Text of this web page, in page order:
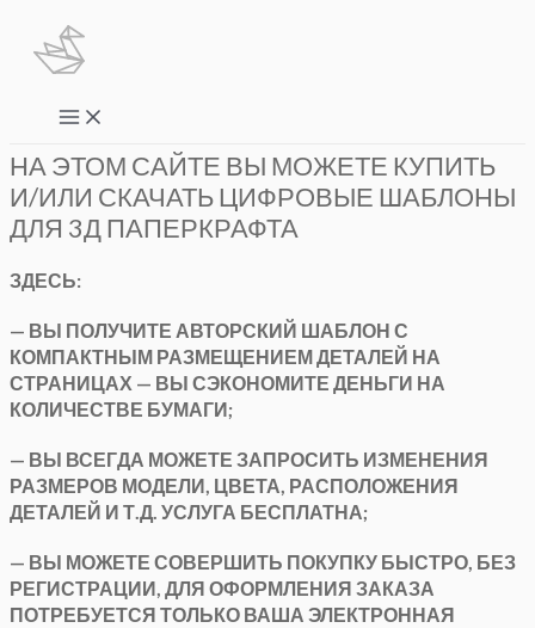
Перейти
содержимому
Main
Menu
НА ЭТОМ САЙТЕ ВЫ МОЖЕТЕ КУПИТЬ
И/ИЛИ СКАЧАТЬ ЦИФРОВЫЕ ШАБЛОНЫ
ДЛЯ 3Д ПАПЕРКРАФТА
ЗДЕСЬ:
— ВЫ ПОЛУЧИТЕ АВТОРСКИЙ ШАБЛОН С
КОМПАКТНЫМ РАЗМЕЩЕНИЕМ ДЕТАЛЕЙ НА
СТРАНИЦАХ — ВЫ СЭКОНОМИТЕ ДЕНЬГИ НА
КОЛИЧЕСТВЕ БУМАГИ;
— ВЫ ВСЕГДА МОЖЕТЕ ЗАПРОСИТЬ ИЗМЕНЕНИЯ
РАЗМЕРОВ МОДЕЛИ, ЦВЕТА, РАСПОЛОЖЕНИЯ
ДЕТАЛЕЙ И Т.Д. УСЛУГА БЕСПЛАТНА;
— ВЫ МОЖЕТЕ СОВЕРШИТЬ ПОКУПКУ БЫСТРО, БЕЗ
РЕГИСТРАЦИИ, ДЛЯ ОФОРМЛЕНИЯ ЗАКАЗА
ПОТРЕБУЕТСЯ ТОЛЬКО ВАША ЭЛЕКТРОННАЯ